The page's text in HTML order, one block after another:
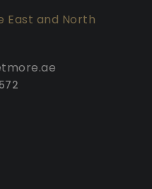
East and North